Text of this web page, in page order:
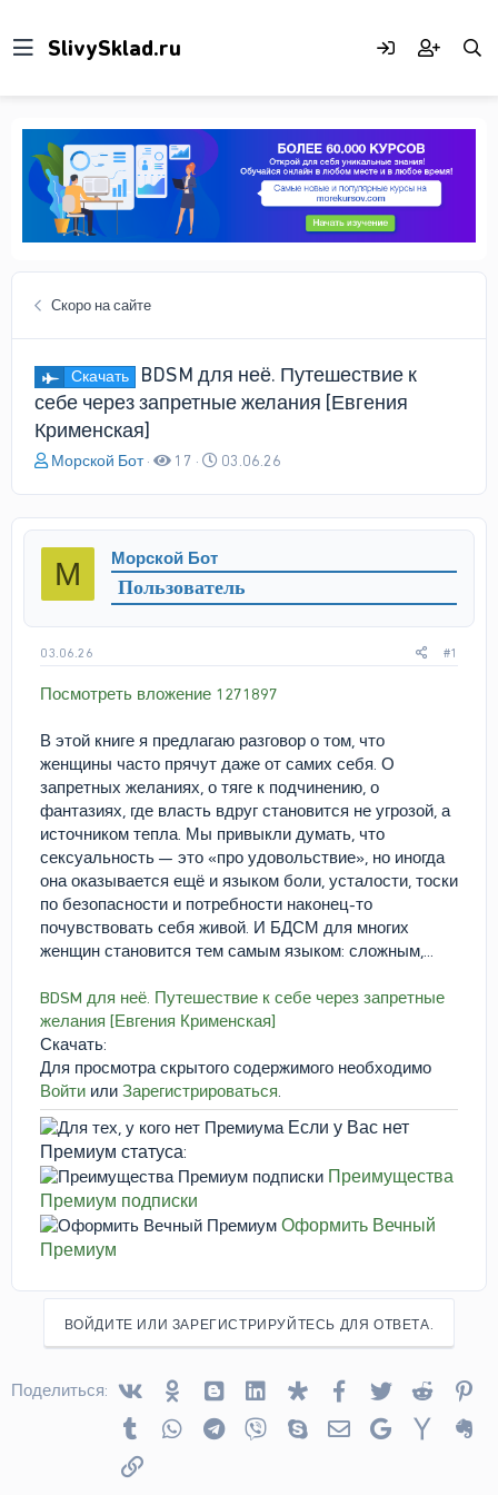
Скоро на сайте
Скачать
BDSM для неё. Путешествие к
себе через запретные желания [Евгения
Крименская]
А
о
р
е
ы
Морской Бот 17
Д
а
ч
а
л
03.06.26
М Морской Бот
Пользователь
03.06.26 #1
Посмотреть вложение 1271897
В этой книге я предлагаю разговор о том, что
женщины часто прячут даже от самих себя. О
запретных желаниях, о тяге к подчинению, о
фантазиях, где власть вдруг становится не угрозой, а
источником тепла. Мы привыкли думать, что
сексуальность — это «про удовольствие», но иногда
она оказывается ещё и языком боли, усталости, тоски
по безопасности и потребности наконец-то
почувствовать себя живой. И БДСМ для многих
женщин становится тем самым языком: сложным,...
BDSM для неё. Путешествие к себе через запретные
желания [Евгения Крименская]
Скачать:
Для просмотра скрытого содержимого необходимо
Войти или Зарегистрироваться
Если у Вас нет
Премиум статуса:
Преимущества
Премиум подписки
Оформить Вечный
Премиум
ВОЙДИТЕ ИЛИ ЗАРЕГИСТРИРУЙТЕСЬ ДЛЯ ОТВЕТА.
Поделиться: VkontakteOdnoklassniki
Blogger Linked InDiasporaFacebook
TwitterReddit
Tumblr WhatsAppTelegram
Viber SkypeЭлектронная почта
Google Yahoo
Ссылка